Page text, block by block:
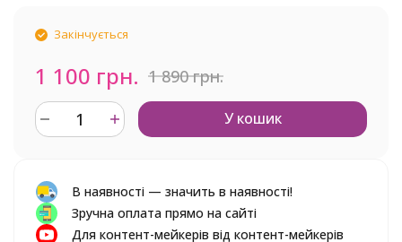
Закінчується
1 100 грн. 1 890 грн.
У кошик
В наявності — значить в наявності!
Зручна оплата прямо на сайті
Для контент-мейкерів від контент-мейкерів